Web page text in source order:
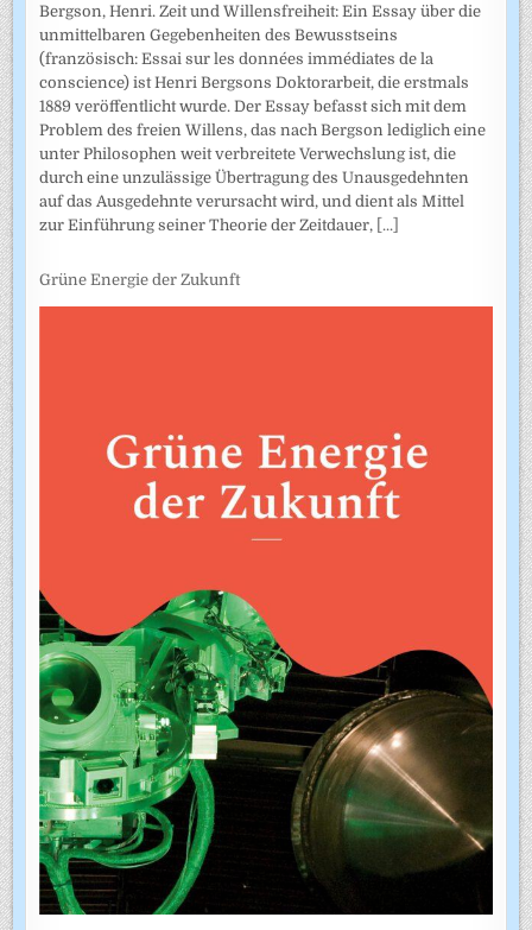
Bergson, Henri. Zeit und Willensfreiheit: Ein Essay über die
unmittelbaren Gegebenheiten des Bewusstseins
(französisch: Essai sur les données immédiates de la
conscience) ist Henri Bergsons Doktorarbeit, die erstmals
1889 veröffentlicht wurde. Der Essay befasst sich mit dem
Problem des freien Willens, das nach Bergson lediglich eine
unter Philosophen weit verbreitete Verwechslung ist, die
durch eine unzulässige Übertragung des Unausgedehnten
auf das Ausgedehnte verursacht wird, und dient als Mittel
zur Einführung seiner Theorie der Zeitdauer, [...]
Grüne Energie der Zukunft